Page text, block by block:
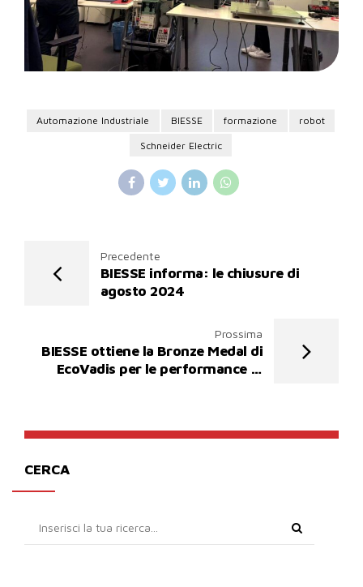
Automazione Industriale BIESSE formazione robot
Schneider Electric
Precedente
BIESSE informa: le chiusure di
agosto 2024
Prossima
BIESSE ottiene la Bronze Medal di
EcoVadis per le performance di
CERCA